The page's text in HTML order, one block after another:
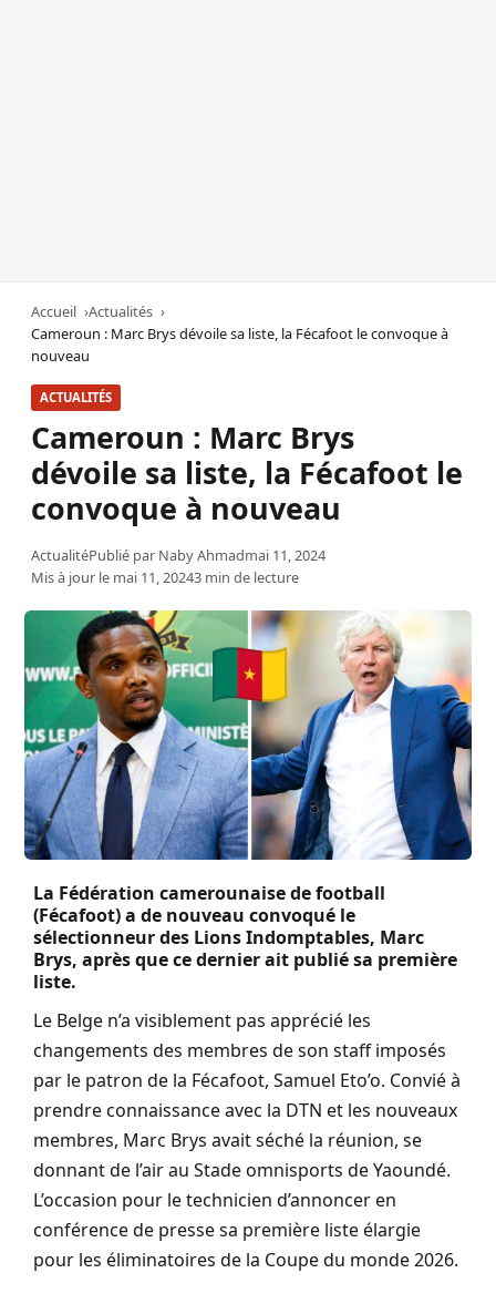
Accueil
Actualités
Cameroun : Marc Brys dévoile sa liste, la Fécafoot le convoque à
nouveau
ACTUALITÉS
Cameroun : Marc Brys
dévoile sa liste, la Fécafoot le
convoque à nouveau
ActualitéPublié par Naby Ahmadmai 11, 2024
Mis à jour le mai 11, 20243 min de lecture
La Fédération camerounaise de football
(Fécafoot) a de nouveau convoqué le
sélectionneur des Lions Indomptables, Marc
Brys, après que ce dernier ait publié sa première
liste.
Le Belge n’a visiblement pas apprécié les
changements des membres de son staff imposés
par le patron de la Fécafoot, Samuel Eto’o. Convié à
prendre connaissance avec la DTN et les nouveaux
membres, Marc Brys avait séché la réunion, se
donnant de l’air au Stade omnisports de Yaoundé.
L’occasion pour le technicien d’annoncer en
conférence de presse sa première liste élargie
pour les éliminatoires de la Coupe du monde 2026.